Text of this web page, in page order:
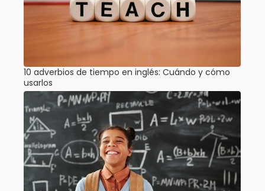
10 adverbios de tiempo en inglés: Cuándo y cómo
usarlos